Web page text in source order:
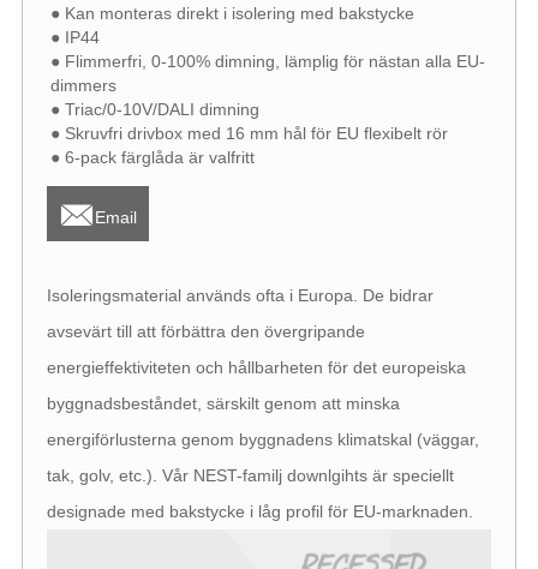
● Kan monteras direkt i isolering med bakstycke
● IP44
● Flimmerfri, 0-100% dimning, lämplig för nästan alla EU-
dimmers
● Triac/0-10V/DALI dimning
● Skruvfri drivbox med 16 mm hål för EU flexibelt rör
● 6-pack färglåda är valfritt
Email
Isoleringsmaterial används ofta i Europa. De bidrar
avsevärt till att förbättra den övergripande
energieffektiviteten och hållbarheten för det europeiska
byggnadsbeståndet, särskilt genom att minska
energiförlusterna genom byggnadens klimatskal (väggar,
tak, golv, etc.). Vår NEST-familj downlgihts är speciellt
designade med bakstycke i låg profil för EU-marknaden.